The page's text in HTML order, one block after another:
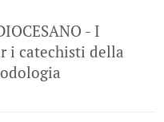
- I
i catechisti della